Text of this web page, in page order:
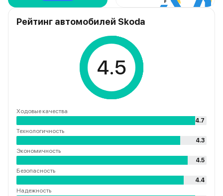
Рейтинг автомобилей Skoda
4.5
Ходовые качества
4.7
Технологичность
4.3
Экономичность
4.5
Безопасность
4.4
Надежность